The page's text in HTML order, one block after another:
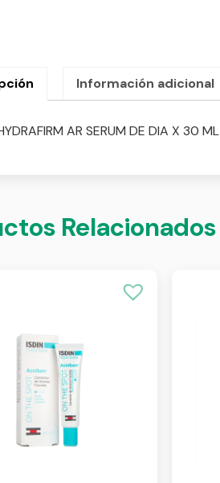
Información adicional
AR SERUM DE DIA X 30 ML
Relacionados